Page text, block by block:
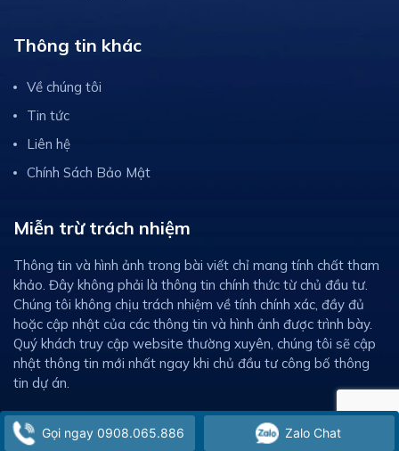
Thông tin khác
Về chúng tôi
Tin tức
Liên hệ
Chính Sách Bảo Mật
Miễn trừ trách nhiệm
Thông tin và hình ảnh trong bài viết chỉ mang tính chất tham
khảo. Đây không phải là thông tin chính thức từ chủ đầu tư.
Chúng tôi không chịu trách nhiệm về tính chính xác, đầy đủ
hoặc cập nhật của các thông tin và hình ảnh được trình bày.
Quý khách truy cập website thường xuyên, chúng tôi sẽ cập
nhật thông tin mới nhất ngay khi chủ đầu tư công bố thông
tin dự án.
Gọi ngay 0908.065.886 Zalo Chat